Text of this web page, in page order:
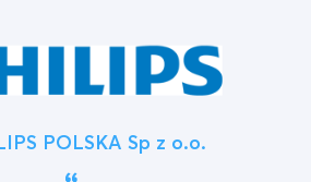
POLSKA Sp z o.o.